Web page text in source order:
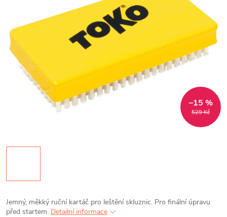
529 Kč
–15 %
Jemný, měkký ruční kartáč pro leštění skluznic. Pro finální úpravu
před startem. Detailní informace